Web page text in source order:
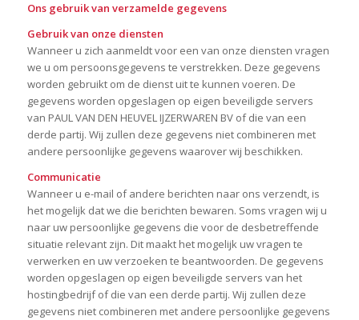
Ons gebruik van verzamelde gegevens
Gebruik van onze diensten
Wanneer u zich aanmeldt voor een van onze diensten vragen
we u om persoonsgegevens te verstrekken. Deze gegevens
worden gebruikt om de dienst uit te kunnen voeren. De
gegevens worden opgeslagen op eigen beveiligde servers
van PAUL VAN DEN HEUVEL IJZERWAREN BV of die van een
derde partij. Wij zullen deze gegevens niet combineren met
andere persoonlijke gegevens waarover wij beschikken.
Communicatie
Wanneer u e-mail of andere berichten naar ons verzendt, is
het mogelijk dat we die berichten bewaren. Soms vragen wij u
naar uw persoonlijke gegevens die voor de desbetreffende
situatie relevant zijn. Dit maakt het mogelijk uw vragen te
verwerken en uw verzoeken te beantwoorden. De gegevens
worden opgeslagen op eigen beveiligde servers van het
hostingbedrijf of die van een derde partij. Wij zullen deze
gegevens niet combineren met andere persoonlijke gegevens